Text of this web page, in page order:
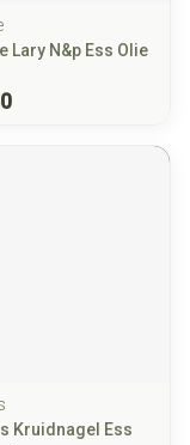
Lary N&p Ess Olie
Kruidnagel Ess